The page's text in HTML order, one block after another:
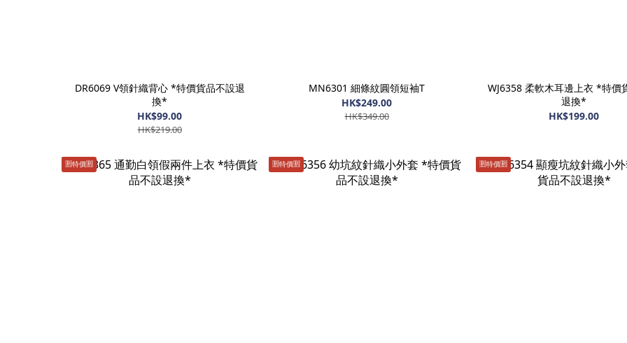
DR6069 V領針織背心 *特價貨品不設退
換*
HK$99.00
HK$219.00
MN6301 細條紋圓領短袖T
HK$249.00
HK$349.00
WJ6358 柔軟木耳邊上衣 *特價
退換*
HK$199.00
🈹️特價🈹️ 🈹️特價🈹️ 🈹️特價🈹️